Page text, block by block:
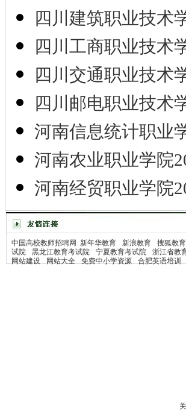
四川建筑职业技术
四川工商职业技术
四川交通职业技术
四川邮电职业技术
河南信息统计职业
河南农业职业学院
河南经贸职业学院
中国高校教师招聘网 新年华教育 新浪教育 搜狐教育
试院
黑龙江教育考试院 宁夏教育考试院 浙江省教
网站建设
网站大全 免费中小学资源 合肥英语培训